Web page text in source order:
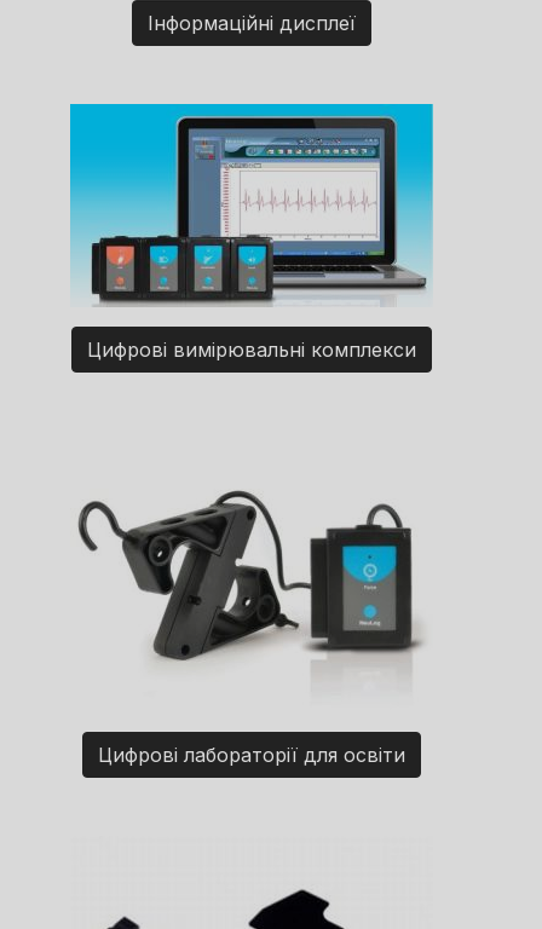
Інформаційні дисплеї
Цифрові вимірювальні комплекси
Цифрові лабораторії для освіти